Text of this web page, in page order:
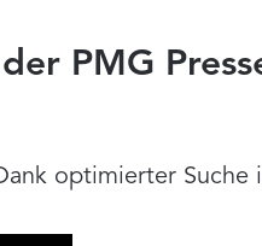
PMG
optimierter Suche